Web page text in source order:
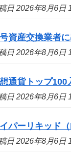
日 2026年8月6日
資産交換業者
日 2026年8月6日
通貨トップ
日 2026年8月6日
パーリキッド
日 2026年8月6日